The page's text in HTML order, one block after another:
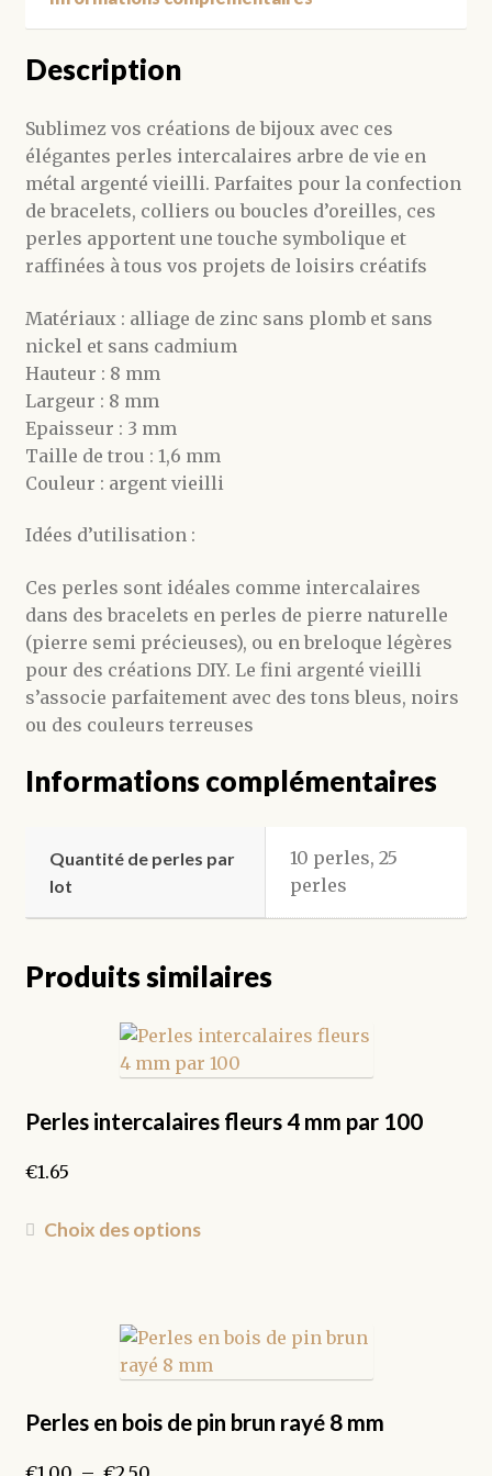
Description
Sublimez vos créations de bijoux avec ces
élégantes perles intercalaires arbre de vie en
métal argenté vieilli. Parfaites pour la confection
de bracelets, colliers ou boucles d’oreilles, ces
perles apportent une touche symbolique et
raffinées à tous vos projets de loisirs créatifs
Matériaux : alliage de zinc sans plomb et sans
nickel et sans cadmium
Hauteur : 8 mm
Largeur : 8 mm
Epaisseur : 3 mm
Taille de trou : 1,6 mm
Couleur : argent vieilli
Idées d’utilisation :
Ces perles sont idéales comme intercalaires
dans des bracelets en perles de pierre naturelle
(pierre semi précieuses), ou en breloque légères
pour des créations DIY. Le fini argenté vieilli
s’associe parfaitement avec des tons bleus, noirs
ou des couleurs terreuses
Informations complémentaires
Quantité de perles par
lot
10 perles, 25
perles
Produits similaires
Perles intercalaires fleurs 4 mm par 100
€1.65
Choix des optionsCe
variations.
Les
peuvent
Perles en bois de pin brun rayé 8 mm